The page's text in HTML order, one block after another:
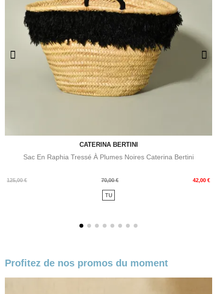
CATERINA BERTINI
Sac En Raphia Tressé À Plumes Noires Caterina Bertini
125,00 €
Prix
70,00 € 42,00 €
Prix
TU
Profitez de nos promos du moment